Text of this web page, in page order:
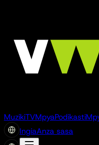
MuzikiTVMpyaPodikasti
IngiaAnza sasa